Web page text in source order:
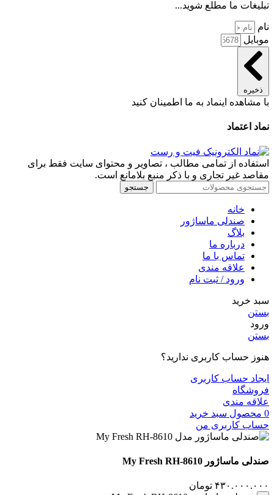
تبلیغات ما مطلع شوید...
نام
موبایل
ذخیره
با مشاهده اینماد به ما اطمینان کنید
نماد اعتماد
استفاده از تمامی مطالب ، تصاویر و محتوای سايت فقط برای
مقاصد غیر تجاری و با ذکر منبع بلامانع است.
جستجو
خانه
صندلی ماساژور
بلاگ
درباره ما
تماس با ما
علاقه مندی
ورود / ثبت نام
سبد خرید
بستن
ورود
بستن
هنوز حساب کاربری ندارید؟
ایجاد حساب کاربری
فروشگاه
علاقه مندی
0 محصول سبد خرید
حساب کاربری من
صندلی ماساژور My Fresh RH-8610
۴۳۰.۰۰۰.۰۰۰ تومان